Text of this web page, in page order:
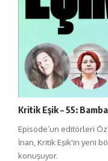
Kritik Eşik – 55:
Episode’un editörleri
İnan, Kritik Eşik'in yeni
konuşuyor.